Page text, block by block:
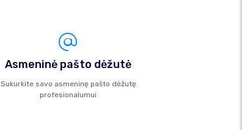
Asmeninė pašto dėžutė
Sukurkite savo asmeninę pašto dėžutę
profesionalumui